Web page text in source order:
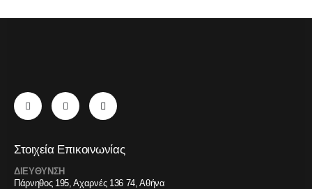
Στοιχεία Επικοινωνίας
ΔΙΕΥΘΥΝΣΗ
Πάρνηθος 195, Αχαρνές 136 74, Αθήνα